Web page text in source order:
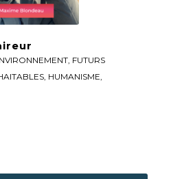
, FUTURS
, HUMANISME